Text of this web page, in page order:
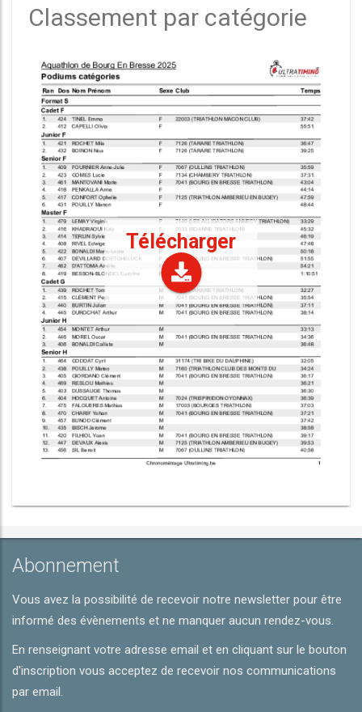
Classement par catégorie
Télécharger
Abonnement
Vous avez la possibilité de recevoir notre newsletter pour être
informé des évènements et ne manquer aucun rendez-vous.
En renseignant votre adresse email et en cliquant sur le bouton
d'inscription vous acceptez de recevoir nos communications
par email.